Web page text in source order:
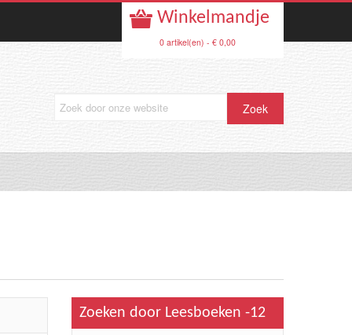
Winkelmandje
0 artikel(en) - € 0,00
Zoeken door Leesboeken -12